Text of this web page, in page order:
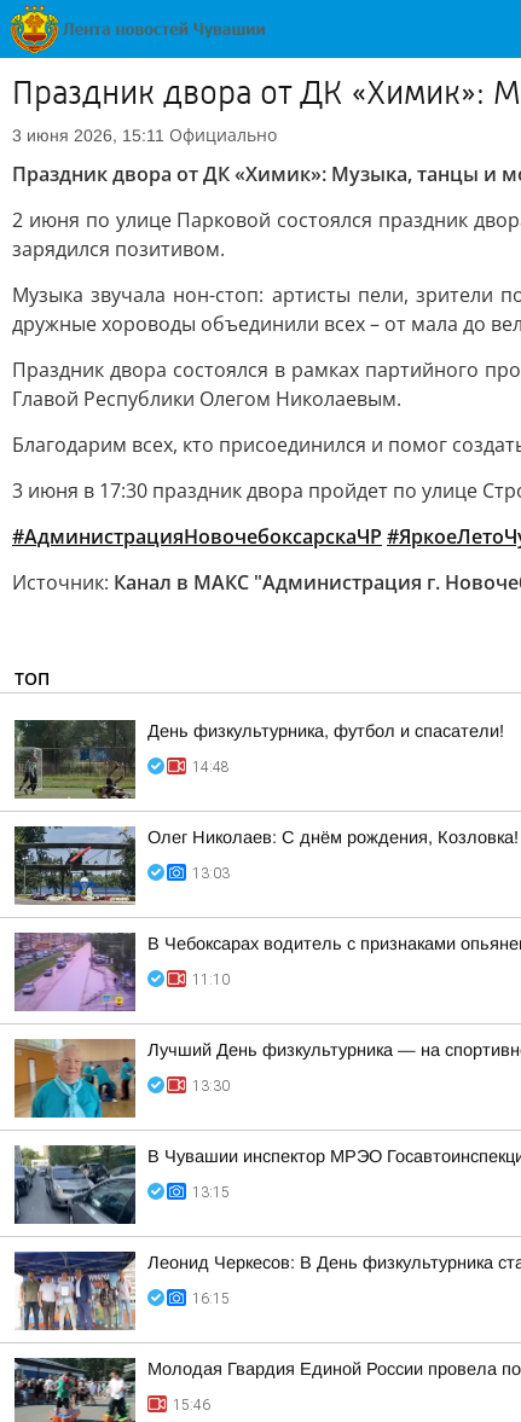
Праздник двора от ДК «Химик»:
3 июня 2026, 15:11 Официально
Праздник двора от ДК «Химик»: Музыка, танцы и
2 июня по улице Парковой состоялся праздник
зарядился позитивом.
Музыка звучала нон-стоп: артисты пели,
дружные хороводы объединили всех – от мала до
Праздник двора состоялся в рамках партийного
Главой Республики Олегом Николаевым.
Благодарим всех, кто присоединился и помог
3 июня в 17:30 праздник двора пройдет по улице
#АдминистрацияНовочебоксарскаЧР
Источник: Канал в МАКС "Администрация г.
ТОП
День физкультурника, футбол и спасатели!
14:48
Олег Николаев: С днём рождения, Козловка!
13:03
В Чебоксарах водитель с признаками
11:10
Лучший День физкультурника — на
13:30
В Чувашии инспектор МРЭО
13:15
Леонид Черкесов: В День физкультурника
16:15
Молодая Гвардия Единой России провела
15:46